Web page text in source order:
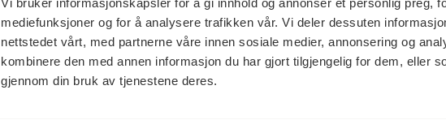
Vi bruker informasjonskapsler for å gi innhold og annonser et personlig preg,
mediefunksjoner og for å analysere trafikken vår. Vi deler dessuten
nettstedet vårt, med partnerne våre innen sosiale medier, annonsering og
kombinere den med annen informasjon du har gjort tilgjengelig for dem, eller
gjennom din bruk av tjenestene deres.
inngang Løkkeveien,
0251 Oslo